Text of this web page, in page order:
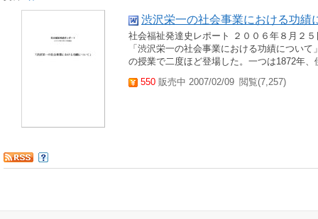
渋沢栄一の社会事業における功績
社会福祉発達史レポート ２００６年８月２
「渋沢栄一の社会事業における功績につい
の授業で二度ほど登場した。一つは1872年
550 販売中 2007/02/09 閲覧(7,257)